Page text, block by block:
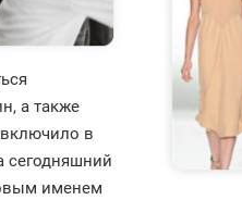
а также
в
сегодняшний
именем